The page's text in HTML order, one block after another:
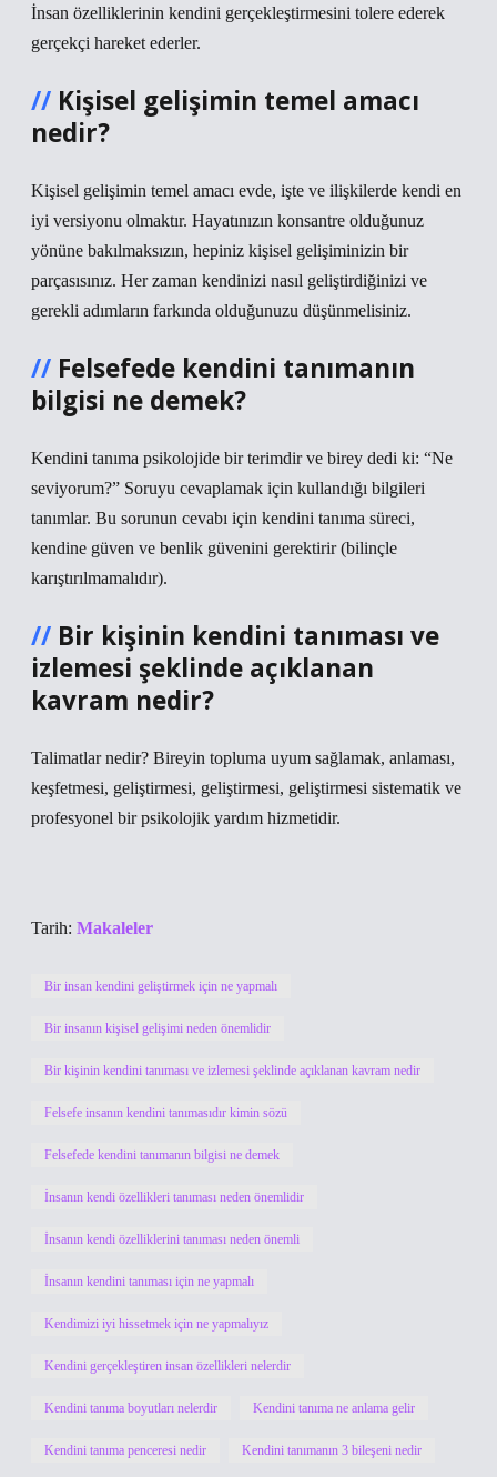
İnsan özelliklerinin kendini gerçekleştirmesini tolere ederek
gerçekçi hareket ederler.
Kişisel gelişimin temel amacı
nedir?
Kişisel gelişimin temel amacı evde, işte ve ilişkilerde kendi en
iyi versiyonu olmaktır. Hayatınızın konsantre olduğunuz
yönüne bakılmaksızın, hepiniz kişisel gelişiminizin bir
parçasısınız. Her zaman kendinizi nasıl geliştirdiğinizi ve
gerekli adımların farkında olduğunuzu düşünmelisiniz.
Felsefede kendini tanımanın
bilgisi ne demek?
Kendini tanıma psikolojide bir terimdir ve birey dedi ki: “Ne
seviyorum?” Soruyu cevaplamak için kullandığı bilgileri
tanımlar. Bu sorunun cevabı için kendini tanıma süreci,
kendine güven ve benlik güvenini gerektirir (bilinçle
karıştırılmamalıdır).
Bir kişinin kendini tanıması ve
izlemesi şeklinde açıklanan
kavram nedir?
Talimatlar nedir? Bireyin topluma uyum sağlamak, anlaması,
keşfetmesi, geliştirmesi, geliştirmesi, geliştirmesi sistematik ve
profesyonel bir psikolojik yardım hizmetidir.
Tarih: Makaleler
Bir insan kendini geliştirmek için ne yapmalı
Bir insanın kişisel gelişimi neden önemlidir
Bir kişinin kendini tanıması ve izlemesi şeklinde açıklanan kavram nedir
Felsefe insanın kendini tanımasıdır kimin sözü
Felsefede kendini tanımanın bilgisi ne demek
İnsanın kendi özellikleri tanıması neden önemlidir
İnsanın kendi özelliklerini tanıması neden önemli
İnsanın kendini tanıması için ne yapmalı
Kendimizi iyi hissetmek için ne yapmalıyız
Kendini gerçekleştiren insan özellikleri nelerdir
Kendini tanıma boyutları nelerdir Kendini tanıma ne anlama gelir
Kendini tanıma penceresi nedir Kendini tanımanın 3 bileşeni nedir